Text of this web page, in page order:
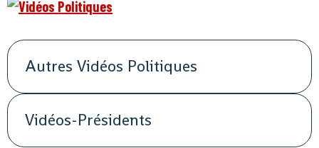
Autres Vidéos Politiques
Vidéos-Présidents